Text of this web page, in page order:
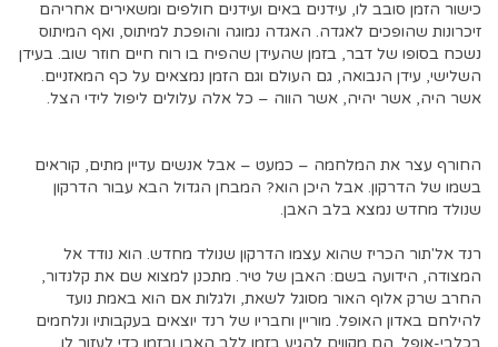
כישור הזמן סובב לו, עידנים באים ועידנים חולפים ומשאירים אחריהם
זיכרונות שהופכים לאגדה. האגדה נמוגה והופכת למיתוס, ואף המיתוס
נשכח בסופו של דבר, בזמן שהעידן שהפיח בו רוח חיים חוזר שוב. בעידן
השלישי, עידן הנבואה, גם העולם וגם הזמן נמצאים על כף המאזניים.
אשר היה, אשר יהיה, אשר הווה – כל אלה עלולים ליפול לידי הצל.
החורף עצר את המלחמה – כמעט – אבל אנשים עדיין מתים, קוראים
בשמו של הדרקון. אבל היכן הוא? המבחן הגדול הבא עבור הדרקון
שנולד מחדש נמצא בלב האבן.
רנד אל'תור הכריז שהוא עצמו הדרקון שנולד מחדש. הוא נודד אל
המצודה, הידועה בשם: האבן של טיר. מתכנן למצוא שם את קלנדור,
החרב שרק אלוף האור מסוגל לשאת, ולגלות אם הוא באמת נועד
להילחם באדון האופל. מוריין וחבריו של רנד יוצאים בעקבותיו ונלחמים